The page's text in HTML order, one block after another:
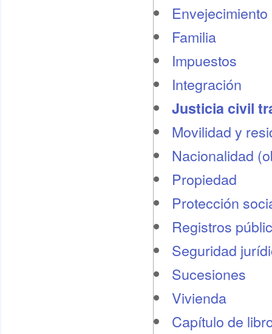
Familia
Impuestos
Integración
Justicia civil
Movilidad y
Nacionalidad
Propiedad
Protección
Registros
Seguridad
Sucesiones
Vivienda
Capítulo de